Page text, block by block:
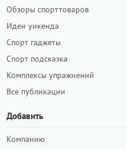
Обзоры спорттоваров
Идеи уикенда
Спорт гаджеты
Спорт подсказка
Комплексы упражнений
Все публикации
Добавить
Компанию